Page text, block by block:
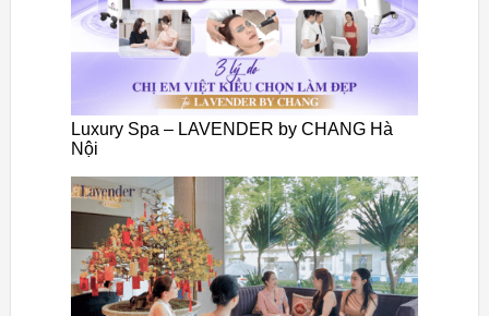
Luxury Spa – LAVENDER by CHANG Hà
Nội